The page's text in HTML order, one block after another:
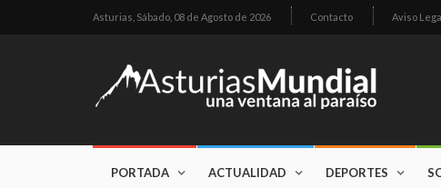
Asturias, Sábado, 08 de Agosto de 2026 Contacto Aviso
PORTADA ACTUALIDAD DEPORTES